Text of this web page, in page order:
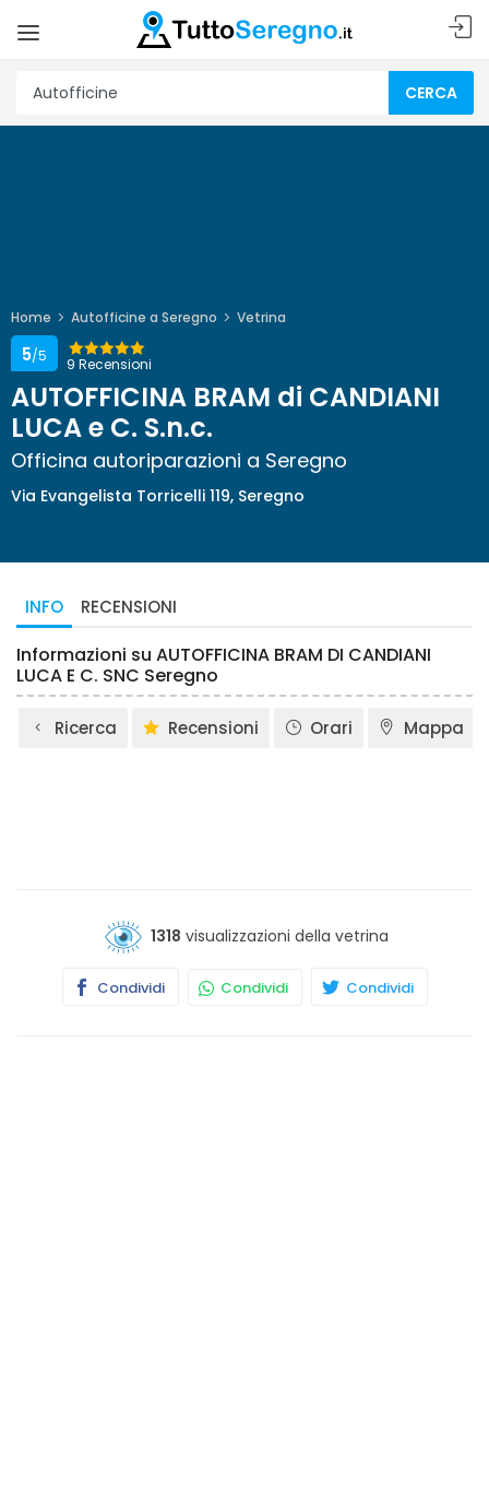
CERCA
Home Autofficine a Seregno Vetrina
9 Recensioni
5/5
AUTOFFICINA BRAM di CANDIANI
LUCA e C. S.n.c.
Officina autoriparazioni a Seregno
Via Evangelista Torricelli 119, Seregno
INFO RECENSIONI
Informazioni su AUTOFFICINA BRAM DI CANDIANI
LUCA E C. SNC Seregno
Ricerca Recensioni Orari Mappa
1318 visualizzazioni della vetrina
Condividi Condividi Condividi